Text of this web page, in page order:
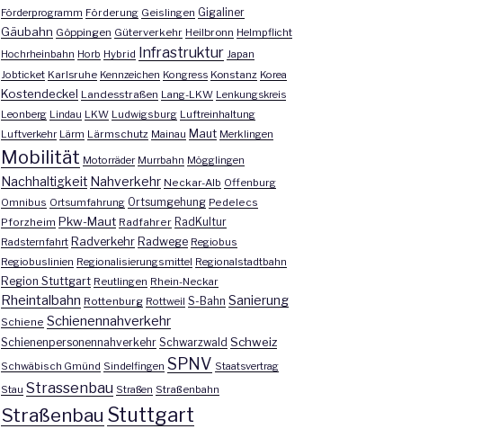
Förderprogramm Förderung Geislingen Gigaliner
Gäubahn Göppingen Güterverkehr Heilbronn Helmpflicht
Hochrheinbahn Horb Hybrid Infrastruktur Japan
Jobticket Karlsruhe Kennzeichen Kongress Konstanz Korea
Kostendeckel Landesstraßen Lang-LKW Lenkungskreis
Leonberg Lindau LKW Ludwigsburg Luftreinhaltung
Luftverkehr Lärm Lärmschutz Mainau Maut Merklingen
Mobilität Motorräder Murrbahn Mögglingen
Nachhaltigkeit Nahverkehr Neckar-Alb Offenburg
Omnibus Ortsumfahrung Ortsumgehung Pedelecs
Pforzheim Pkw-Maut Radfahrer RadKultur
Radsternfahrt Radverkehr Radwege Regiobus
Regiobuslinien Regionalisierungsmittel Regionalstadtbahn
Region Stuttgart Reutlingen Rhein-Neckar
Rheintalbahn Rottenburg Rottweil S-Bahn Sanierung
Schiene Schienennahverkehr
Schienenpersonennahverkehr Schwarzwald Schweiz
Schwäbisch Gmünd Sindelfingen SPNV Staatsvertrag
Stau Strassenbau Straßen Straßenbahn
Straßenbau Stuttgart